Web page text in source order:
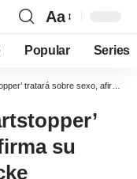
Aa
Popular Series
sexo, afirma su protagonista Joe Locke
su